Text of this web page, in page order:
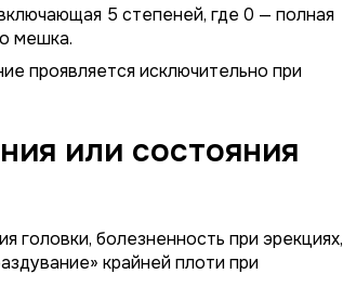
5 степеней, где 0 — полная
мешка.
проявляется исключительно при
или состояния
болезненность при эрекциях,
крайней плоти при